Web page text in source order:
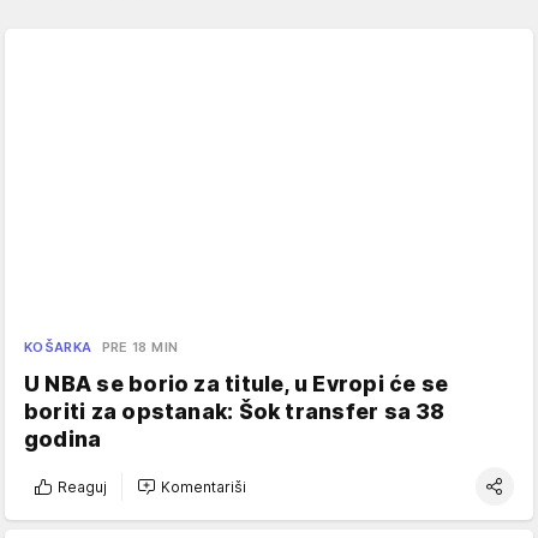
KOŠARKA PRE 18 MIN
U NBA se borio za titule, u Evropi će se
boriti za opstanak: Šok transfer sa 38
godina
Reaguj Komentariši